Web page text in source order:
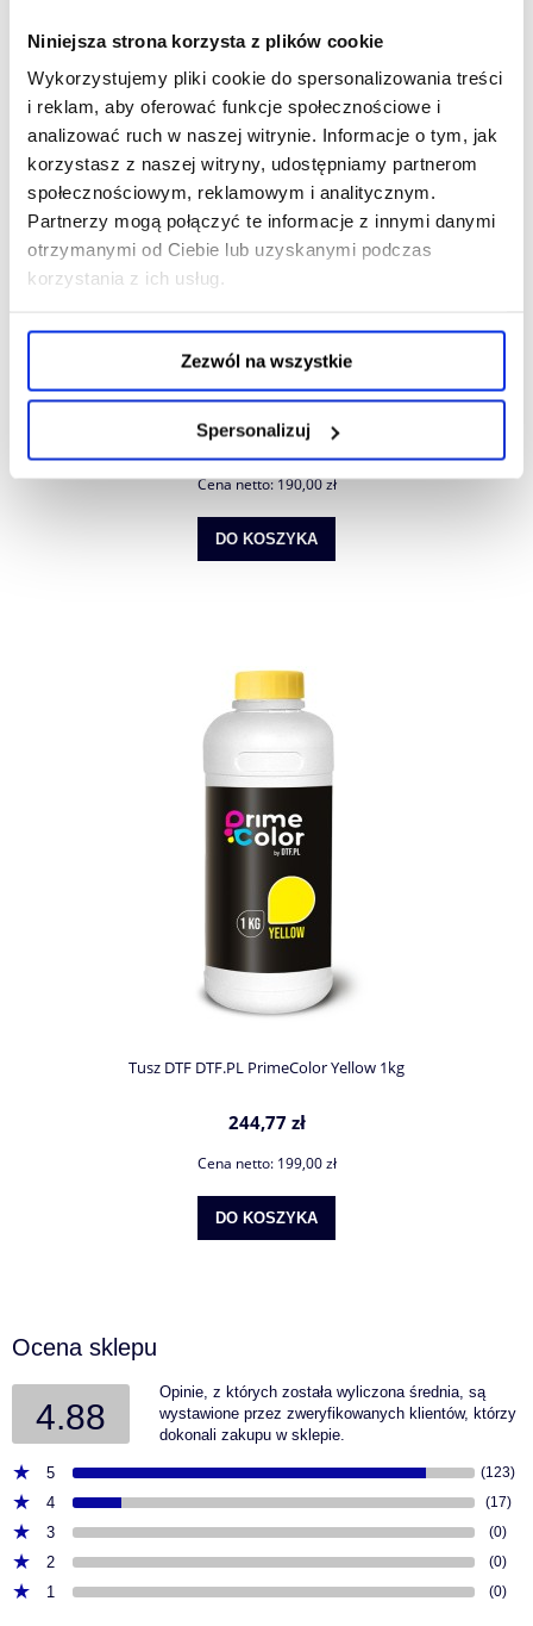
Niniejsza strona korzysta z plików cookie
Wykorzystujemy pliki cookie do spersonalizowania treści
i reklam, aby oferować funkcje społecznościowe i
analizować ruch w naszej witrynie. Informacje o tym, jak
korzystasz z naszej witryny, udostępniamy partnerom
społecznościowym, reklamowym i analitycznym.
Partnerzy mogą połączyć te informacje z innymi danymi
otrzymanymi od Ciebie lub uzyskanymi podczas
korzystania z ich usług.
Zezwól na wszystkie
Spersonalizuj
Tusz DTF DTF.PL PrimeColor White 1kg
233,70 zł
Cena netto:190,00 zł
DO KOSZYKA
Tusz DTF DTF.PL PrimeColor Yellow 1kg
244,77 zł
Cena netto: 199,00 zł
DO KOSZYKA
Ocena sklepu
4.88
Opinie, z których została wyliczona średnia, są
wystawione przez zweryfikowanych klientów, którzy
dokonali zakupu w sklepie.
5 (123)
4 (17)
3 (0)
2 (0)
1 (0)